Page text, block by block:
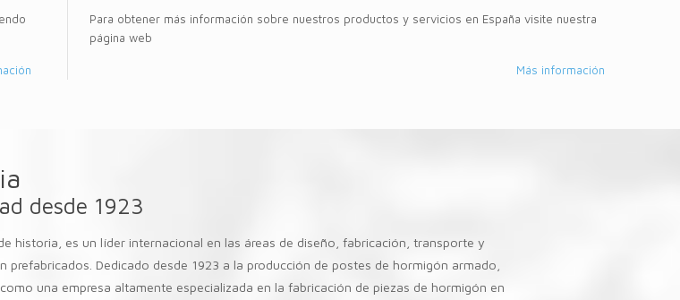
Para obtener más información sobre nuestros productos y servicios en España visite nuestra
página web
Más información
desde 1923
historia, es un líder internacional en las áreas de diseño, fabricación, transporte y
Dedicado desde 1923 a la producción de postes de hormigón armado,
una empresa altamente especializada en la fabricación de piezas de hormigón en